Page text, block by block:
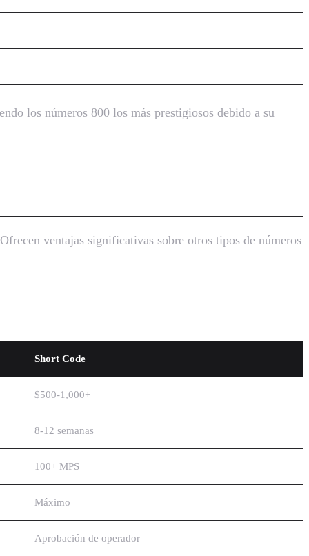
los números 800 los más prestigiosos debido a su
ventajas significativas sobre otros tipos de números
Short Code
$500-1,000+
8-12 semanas
100+ MPS
Máximo
Aprobación de operador